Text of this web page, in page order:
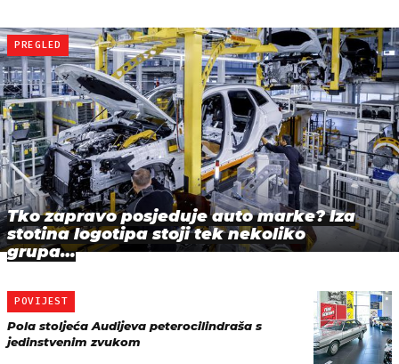
PREGLED
Tko zapravo posjeduje auto marke? Iza
stotina logotipa stoji tek nekoliko
grupa…
POVIJEST
Pola stoljeća Audijeva peterocilindraša s
jedinstvenim zvukom